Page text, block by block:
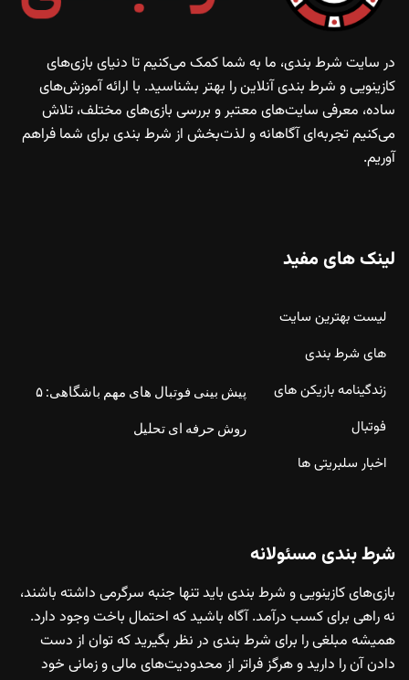
در سایت شرط بندی، ما به شما کمک می‌کنیم تا دنیای بازی‌های
کازینویی و شرط بندی آنلاین را بهتر بشناسید. با ارائه آموزش‌های
ساده، معرفی سایت‌های معتبر و بررسی بازی‌های مختلف، تلاش
می‌کنیم تجربه‌ای آگاهانه و لذت‌بخش از شرط بندی برای شما فراهم
آوریم.
لینک های مفید
لیست بهترین سایت
های شرط بندی
زندگینامه بازیکن های
فوتبال
اخبار سلبریتی ها
پیش بینی فوتبال های مهم باشگاهی: ۵
روش حرفه ای تحلیل
شرط بندی مسئولانه
بازی‌های کازینویی و شرط بندی باید تنها جنبه سرگرمی داشته باشند،
نه راهی برای کسب درآمد. آگاه باشید که احتمال باخت وجود دارد.
همیشه مبلغی را برای شرط بندی در نظر بگیرید که توان از دست
دادن آن را دارید و هرگز فراتر از محدودیت‌های مالی و زمانی خود